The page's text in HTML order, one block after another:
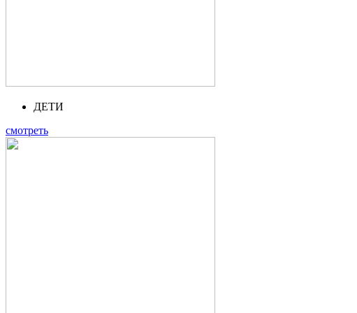
ДЕТИ
смотреть